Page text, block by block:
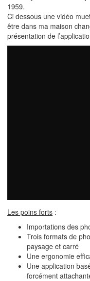
1959.
Ci dessous une vidéo
être dans ma maison
présentation de
Les poins forts :
Importations des
Trois formats de
paysage et carré
Une ergonomie
Une application
forcément